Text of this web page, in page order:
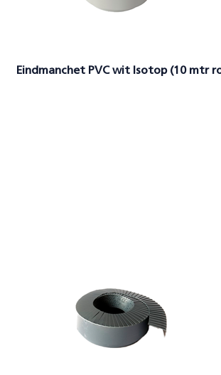
Eindmanchet PVC wit Isotop (10 mtr